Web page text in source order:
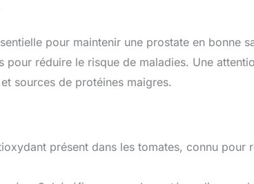
pour maintenir une prostate en bonne
pour réduire le risque de maladies. Une
sources de protéines maigres.
présent dans les tomates, connu pour